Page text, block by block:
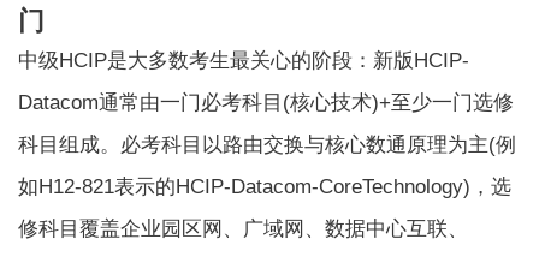
门
中级HCIP是大多数考生最关心的阶段：新版HCIP-
Datacom通常由一门必考科目(核心技术)+至少一门选修
科目组成。必考科目以路由交换与核心数通原理为主(例
如H12-821表示的HCIP-Datacom-CoreTechnology)，选
修科目覆盖企业园区网、广域网、数据中心互联、